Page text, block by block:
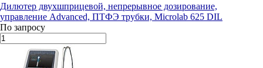
Дилютер двухшприцевой, непрерывное дозирование,
управление Advanced, ПТФЭ трубки, Microlab 625 DIL
По запросу